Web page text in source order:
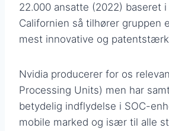
22.000 ansatte (2022) baseret i
Californien så tilhører gruppen
mest innovative og
Nvidia producerer for os
Processing Units) men har
betydelig indflydelse i SOC-
mobile marked og især til alle